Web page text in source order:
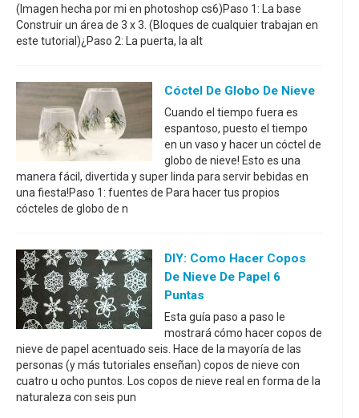
(Imagen hecha por mi en photoshop cs6)Paso 1: La base
Construir un área de 3 x 3. (Bloques de cualquier trabajan en
este tutorial)¿Paso 2: La puerta, la alt
Cóctel De Globo De Nieve
Cuando el tiempo fuera es
espantoso, puesto el tiempo
en un vaso y hacer un cóctel de
globo de nieve! Esto es una
manera fácil, divertida y super linda para servir bebidas en
una fiesta!Paso 1: fuentes de Para hacer tus propios
cócteles de globo de n
DIY: Como Hacer Copos
De Nieve De Papel 6
Puntas
Esta guía paso a paso le
mostrará cómo hacer copos de
nieve de papel acentuado seis. Hace de la mayoría de las
personas (y más tutoriales enseñan) copos de nieve con
cuatro u ocho puntos. Los copos de nieve real en forma de la
naturaleza con seis pun